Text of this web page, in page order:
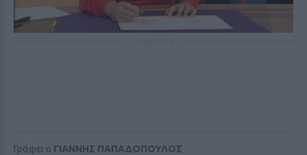
Γράφει ο ΓΙΑΝΝΗΣ ΠΑΠΑΔΟΠΟΥΛΟΣ